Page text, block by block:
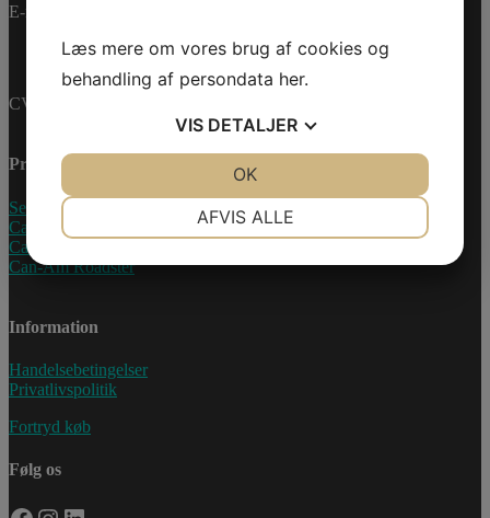
E-mail:
CVR-nummer: 27233678
Produkter
Sea-Doo Vandscooter
Can-Am ATV
Can-Am UTV
Can-Am Roadster
Information
Handelsebetingelser
Privatlivspolitik
Fortryd køb
Følg os
Læs mere om vores brug af cookies og
behandling af persondata her.
VIS DETALJER
AFVIS ALLE
OK